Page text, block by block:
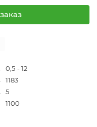
0,5 - 12
1183
5
1100